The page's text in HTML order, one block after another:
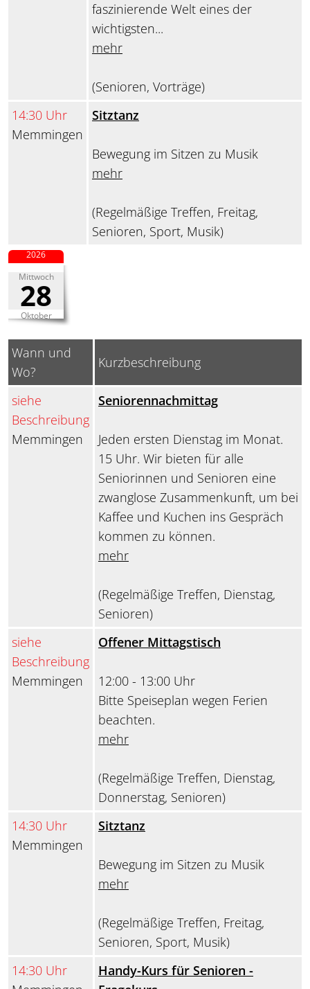
faszinierende Welt eines der
wichtigsten...
mehr
(Senioren, Vorträge)
14:30 Uhr
Memmingen
Sitztanz
Bewegung im Sitzen zu Musik
mehr
(Regelmäßige Treffen, Freitag,
Senioren, Sport, Musik)
Mittwoch
28
Oktober
2026
Wann und
Wo?
Kurzbeschreibung
siehe
Beschreibung
Memmingen
Seniorennachmittag
Jeden ersten Dienstag im Monat.
15 Uhr. Wir bieten für alle
Seniorinnen und Senioren eine
zwanglose Zusammenkunft, um bei
Kaffee und Kuchen ins Gespräch
kommen zu können.
mehr
(Regelmäßige Treffen, Dienstag,
Senioren)
siehe
Beschreibung
Memmingen
Offener Mittagstisch
12:00 - 13:00 Uhr
Bitte Speiseplan wegen Ferien
beachten.
mehr
(Regelmäßige Treffen, Dienstag,
Donnerstag, Senioren)
14:30 Uhr
Memmingen
Sitztanz
Bewegung im Sitzen zu Musik
mehr
(Regelmäßige Treffen, Freitag,
Senioren, Sport, Musik)
14:30 Uhr
Handy-Kurs für Senioren -